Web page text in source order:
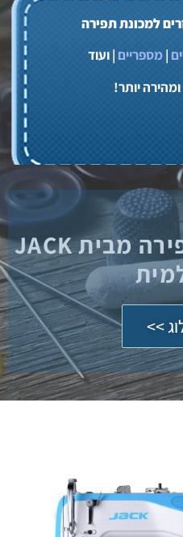
למכונת תפירה
|מספריים | ועוד
יותר!
מבחר מכונות תפירה מבית JACK
>>